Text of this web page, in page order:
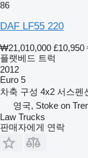
86
DAF LF55 220
₩21,010,000 £10,950
플랫베드 트럭
2012
Euro 5
차축 구성 4x2 서스펜
영국, Stoke on
Law Trucks
판매자에게 연락